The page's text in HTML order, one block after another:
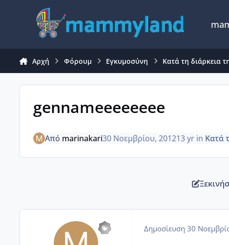
Μετάβαση σε περιεχόμενο
Αρχή Φόρουμ Εγκυμοσύνη Κατά τη διάρκεια
gennameeeeeeee
Από marinakari30 Νοεμβρίου, 201213 yr in Κατά
Δημοσίευση 30